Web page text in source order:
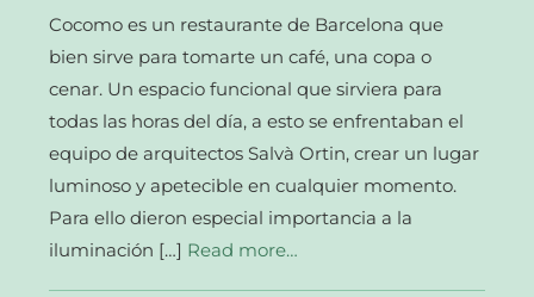
Cocomo es un restaurante de Barcelona que
bien sirve para tomarte un café, una copa o
cenar. Un espacio funcional que sirviera para
todas las horas del día, a esto se enfrentaban el
equipo de arquitectos Salvà Ortin, crear un lugar
luminoso y apetecible en cualquier momento.
Para ello dieron especial importancia a la
iluminación […] Read more…